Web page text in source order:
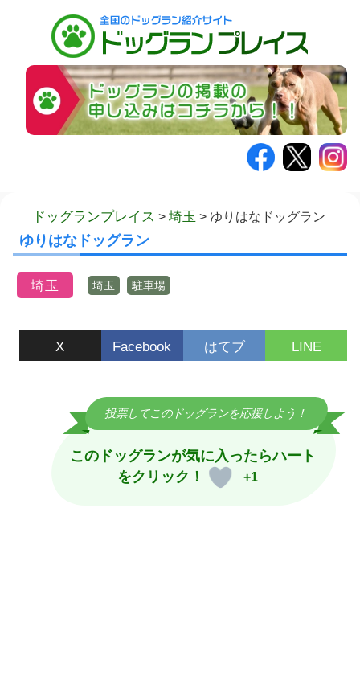
ン
テ
ン
ツ
ドッグランプレイス > 埼玉 > ゆりはなドッグラン
ゆりはなドッグラン
埼玉 埼玉 駐車場
X Facebook はてブ LINE
投票してこのドッグランを応援しよう！
このドッグランが気に入ったらハート
をクリック！
+1